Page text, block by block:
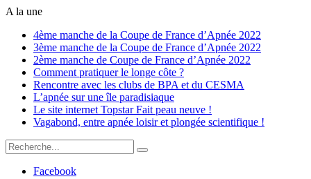
A la une
4ème manche de la Coupe de France d’Apnée 2022
3ème manche de la Coupe de France d’Apnée 2022
2ème manche de Coupe de France d’Apnée 2022
Comment pratiquer le longe côte ?
Rencontre avec les clubs de BPA et du CESMA
L’apnée sur une île paradisiaque
Le site internet Topstar Fait peau neuve !
Vagabond, entre apnée loisir et plongée scientifique !
Facebook